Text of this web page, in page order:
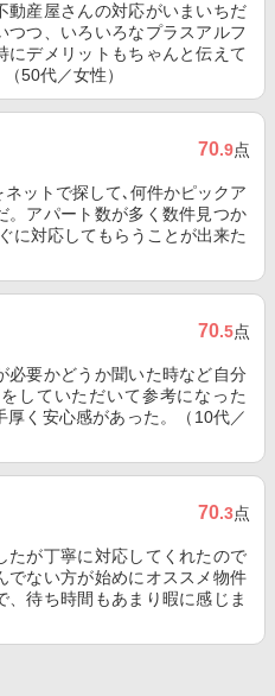
動産屋さんの対応がいまいちだ
つつ、いろいろなプラスアルフ
にデメリットもちゃんと伝えて
50代／女性）
70.9点
ットで探して､何件かピックア
。アパート数が多く数件見つか
に対応してもらうことが出来た
70.5点
必要かどうか聞いた時など自分
していただいて参考になった
厚く安心感があった。（10代／
70.3点
たが丁寧に対応してくれたので
でない方が始めにオススメ物件
待ち時間もあまり暇に感じま